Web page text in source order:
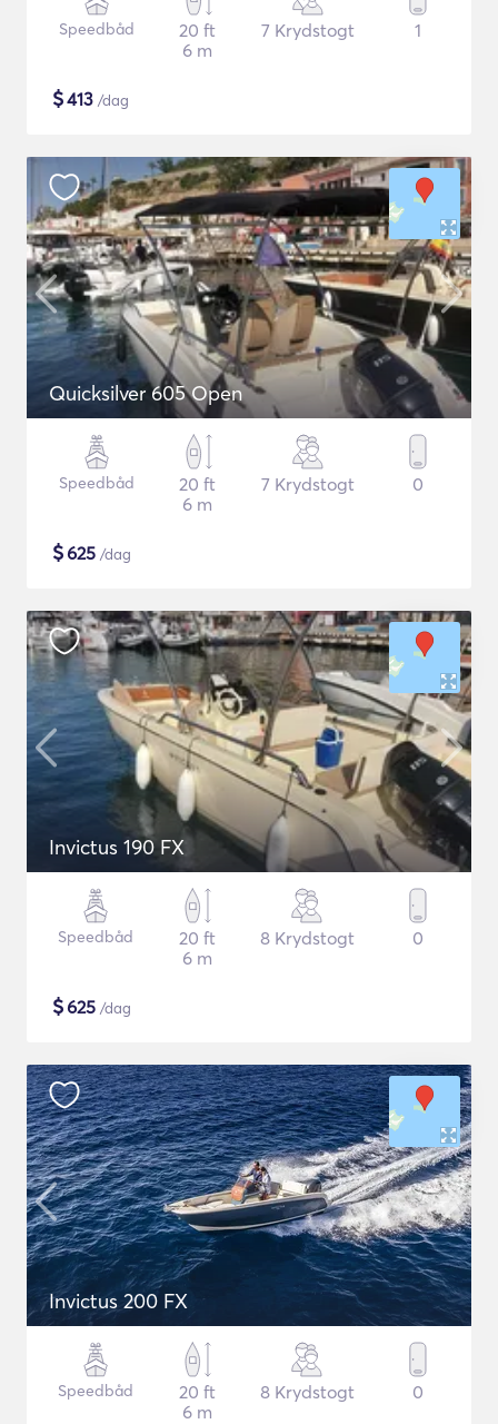
Speedbåd
20 ft
6 m
7 Krydstogt 1
$413 /dag
Quicksilver 605 Open
Speedbåd
20 ft
6 m
7 Krydstogt 0
$625 /dag
Invictus 190 FX
Speedbåd
20 ft
6 m
8 Krydstogt 0
$625 /dag
Invictus 200 FX
Speedbåd
20 ft
6 m
8 Krydstogt 0